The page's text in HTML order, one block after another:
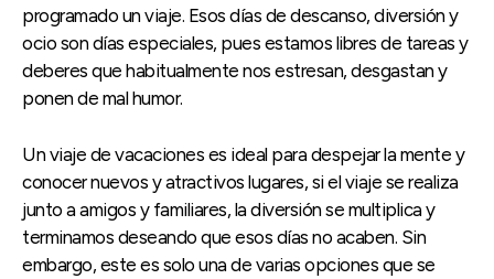
programado un viaje. Esos días de descanso, diversión y
ocio son días especiales, pues estamos libres de tareas y
deberes que habitualmente nos estresan, desgastan y
ponen de mal humor.
Un viaje de vacaciones es ideal para despejar la mente y
conocer nuevos y atractivos lugares, si el viaje se realiza
junto a amigos y familiares, la diversión se multiplica y
terminamos deseando que esos días no acaben. Sin
embargo, este es solo una de varias opciones que se